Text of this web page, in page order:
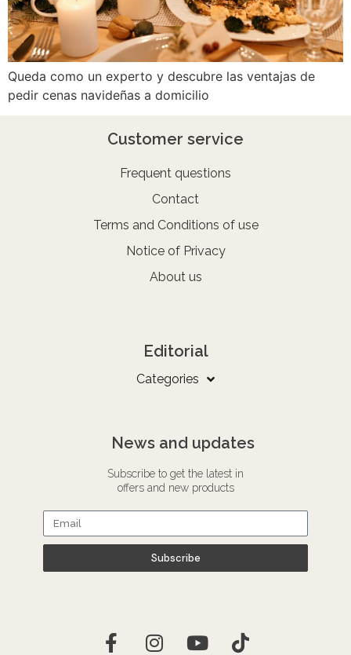
Queda como un experto y descubre las ventajas de
pedir cenas navideñas a domicilio
Customer service
Frequent questions
Contact
Terms and Conditions of use
Notice of Privacy
About us
Editorial
Categories
News and updates
Subscribe to get the latest in
offers and new products
Subscribe